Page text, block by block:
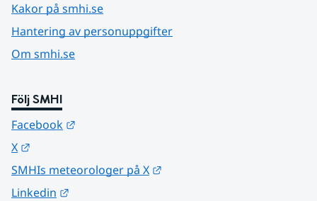
Kakor på smhi.se
Hantering av personuppgifter
Om smhi.se
Följ SMHI
Facebook
X
SMHIs meteorologer på X
Linkedin